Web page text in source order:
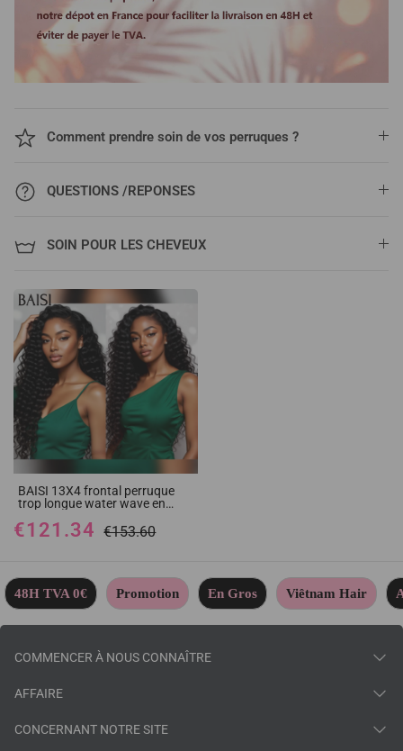
Comment prendre soin de vos perruques ?
QUESTIONS /REPONSES
SOIN POUR LES CHEVEUX
BAISI 13X4 frontal perruque
trop longue water wave en
€121.34 €153.60
48H TVA 0€ Promotion En Gros Viêtnam Hair
COMMENCER À NOUS CONNAÎTRE
AFFAIRE
CONCERNANT NOTRE SITE